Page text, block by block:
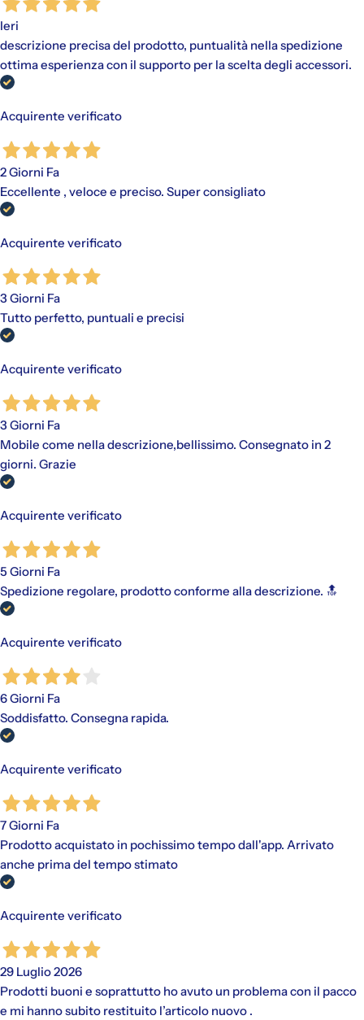
"Paga in 3 rate"
Disponibile con PayPal e tramite Scalapay (VISA, Mastercard
Ieri
descrizione precisa del prodotto, puntualità nella spedizione
ottima esperienza con il supporto per la scelta degli accessori.
Acquirente verificato
2 Giorni Fa
Eccellente , veloce e preciso. Super consigliato
Acquirente verificato
3 Giorni Fa
Tutto perfetto, puntuali e precisi
Acquirente verificato
3 Giorni Fa
Mobile come nella descrizione,bellissimo. Consegnato in 2
giorni. Grazie
Acquirente verificato
5 Giorni Fa
Spedizione regolare, prodotto conforme alla descrizione. 🔝
Acquirente verificato
6 Giorni Fa
Soddisfatto. Consegna rapida.
Acquirente verificato
7 Giorni Fa
Prodotto acquistato in pochissimo tempo dall'app. Arrivato
anche prima del tempo stimato
Acquirente verificato
29 Luglio 2026
Prodotti buoni e soprattutto ho avuto un problema con il pacco
e mi hanno subito restituito l’articolo nuovo .